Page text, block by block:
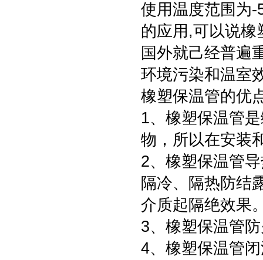
使用温度范围为
的应用,可以说橡
国外就己经普遍
环境污染和温室
橡塑保温管的优
1、橡塑保温管
物，所以在安装
2、橡塑保温管
隔冷、隔热防结
介质起隔绝效果
3、橡塑保温管
4、橡塑保温管